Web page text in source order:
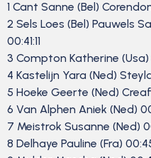
1 Cant Sanne (Bel)
2 Sels Loes (Bel) Pauwels
00:41:11
3 Compton Katherine (Usa)
4 Kastelijn Yara (Ned)
5 Hoeke Geerte (Ned)
6 Van Alphen Aniek (Ned)
7 Meistrok Susanne (Ned)
8 Delhaye Pauline (Fra)